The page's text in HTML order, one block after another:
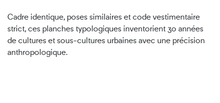
Cadre identique, poses similaires et code vestimentaire
strict, ces planches typologiques inventorient 30 années
de cultures et sous-cultures urbaines avec une précision
anthropologique.